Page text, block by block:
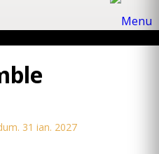
31 ian. 2027